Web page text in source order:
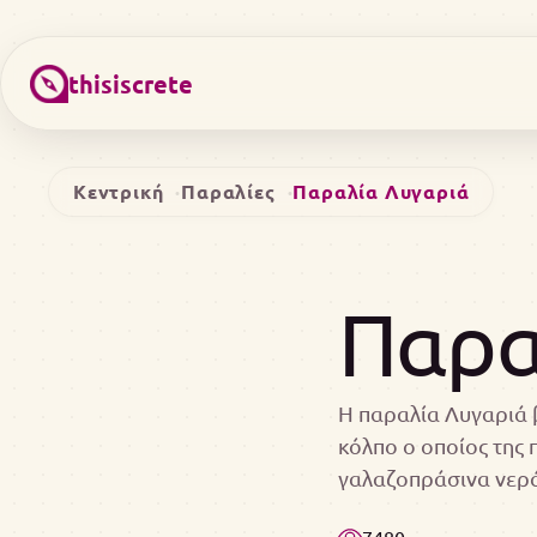
thisiscrete
Κεντρική Παραλίες Παραλία Λυγαριά
H παραλία Λυγαριά
κόλπο ο οποίος της
γαλαζοπράσινα